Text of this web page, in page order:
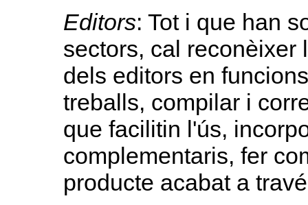
Editors: Tot i que han
sectors, cal reconèixer
dels editors en
treballs, compilar i
que facilitin l'ús,
complementaris, fer
producte acabat a